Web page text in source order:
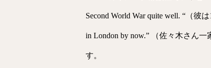
Second World War quite well. “（彼
in London by now.” （佐々木さん
す。